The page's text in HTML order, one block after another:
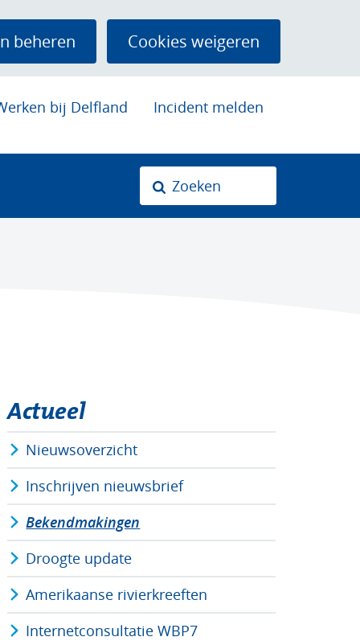
beheren Cookies weigeren
bij Delfland Incident melden
Zoeken
Actueel
Nieuwsoverzicht
Inschrijven nieuwsbrief
Bekendmakingen
Droogte update
Amerikaanse rivierkreeften
Internetconsultatie WBP7